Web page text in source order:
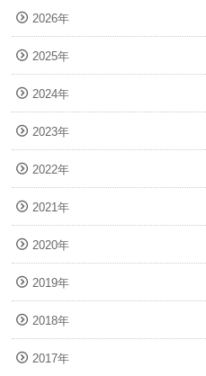
2026年
2025年
2024年
2023年
2022年
2021年
2020年
2019年
2018年
2017年